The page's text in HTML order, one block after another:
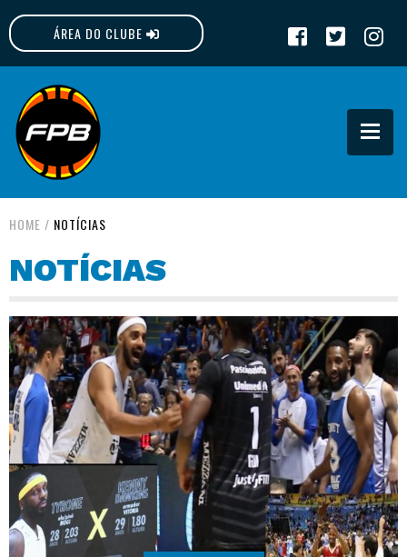
ÁREA DO CLUBE
FPB
HOME / NOTÍCIAS
NOTÍCIAS